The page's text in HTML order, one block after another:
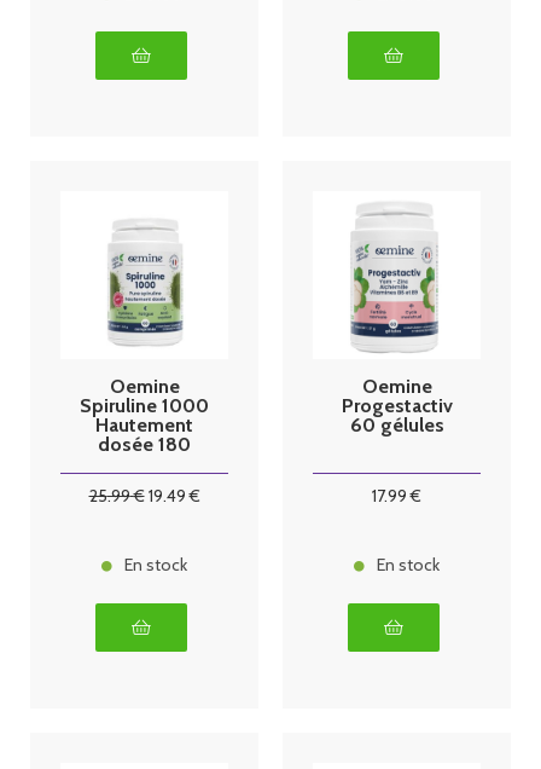
Oemine
Spiruline 1000
Hautement
dosée 180
25.99€19.49€
En stock
Oemine
Progestactiv
60 gélules
17.99 €
En stock